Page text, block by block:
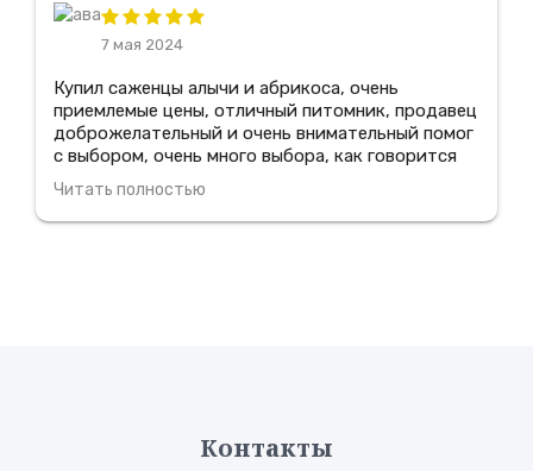
7 мая 2024
Купил саженцы алычи и абрикоса, очень
приемлемые цены, отличный питомник, продавец
доброжелательный и очень внимательный помог
с выбором, очень много выбора, как говорится
цена-качество, все прижилось, очень
понравилось зайду еще, всем советую туда
зайди!
Читать полностью
Контакты